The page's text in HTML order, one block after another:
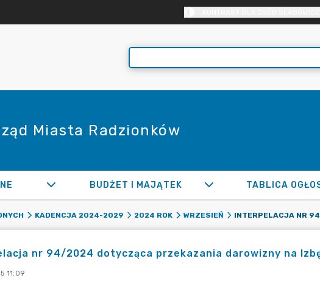
Miasta Radzionków
BUDŻET I MAJĄTEK TABLICA
KADENCJA 2024-2029 2024 ROK WRZESIEŃ
nr 94/2024 dotycząca przekazania darowizny na
11:09